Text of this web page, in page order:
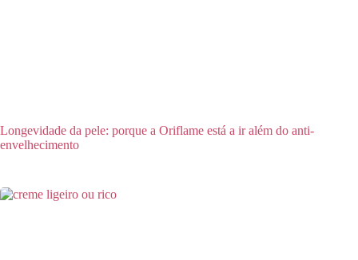
Longevidade da pele: porque a Oriflame está a ir além do anti-
envelhecimento